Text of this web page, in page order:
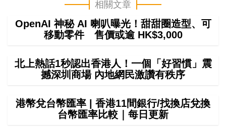
相關文章
OpenAI 神秘 AI 喇叭曝光！甜甜圈造型、可
移動零件 售價或逾 HK$3,000
北上熱話1秒認出香港人！一個「好習慣」震
撼深圳商場 內地網民激讚有秩序
港幣兌台幣匯率 | 香港11間銀行/找換店兌換
台幣匯率比較｜每日更新